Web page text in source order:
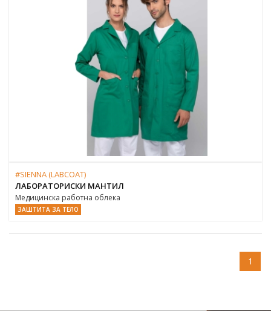
#SIENNA (LABCOAT)
ЛАБОРАТОРИСКИ МАНТИЛ
Медицинска работна облека
ЗАШТИТА ЗА ТЕЛО
1